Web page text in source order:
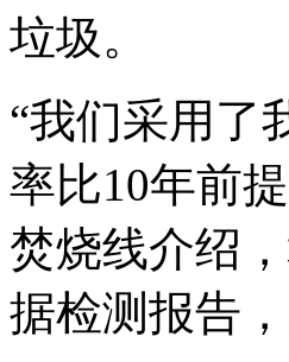
垃圾。
“我们采用了
率比10年前
焚烧线介绍
据检测报告